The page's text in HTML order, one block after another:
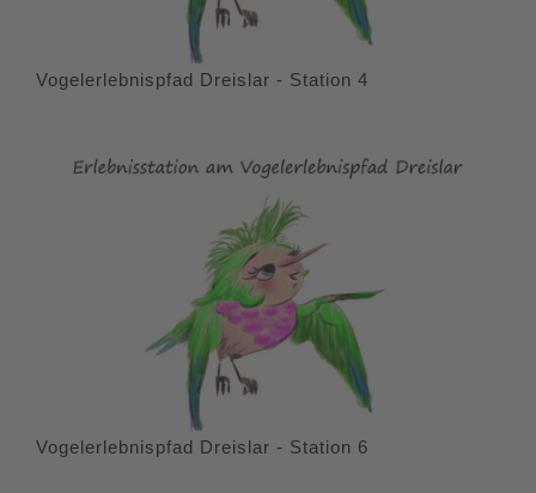
Vogelerlebnispfad Dreislar - Station 4
Vogelerlebnispfad Dreislar - Station 6